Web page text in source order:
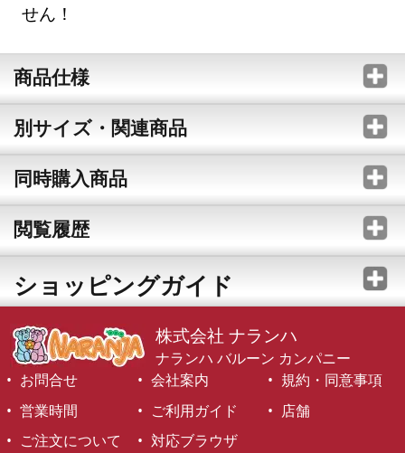
せん！
商品仕様
別サイズ・関連商品
同時購入商品
閲覧履歴
ショッピングガイド
株式会社 ナランハ
ナランハ バルーン カンパニー
お問合せ
会社案内
規約・同意事項
営業時間
ご利用ガイド
店舗
ご注文について
対応ブラウザ